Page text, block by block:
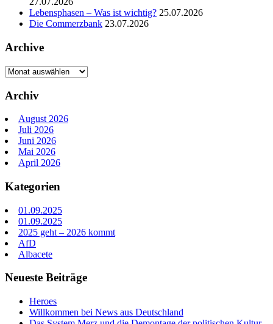
Lebensphasen – Was ist wichtig? 25.07.2026
Die Commerzbank 23.07.2026
Archive
Archive
Archiv
August 2026
Juli 2026
Juni 2026
Mai 2026
April 2026
Kategorien
01.09.2025
01.09.2025
2025 geht – 2026 kommt
AfD
Albacete
Neueste Beiträge
Heroes
Willkommen bei News aus Deutschland